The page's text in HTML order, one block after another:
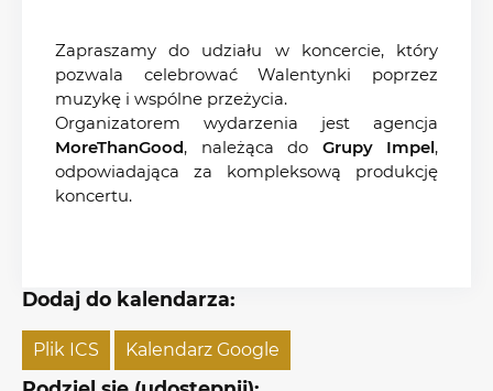
Zapraszamy do udziału w koncercie, który
pozwala celebrować Walentynki poprzez
muzykę i wspólne przeżycia.
Organizatorem wydarzenia jest agencja
MoreThanGood, należąca do Grupy Impel,
odpowiadająca za kompleksową produkcję
koncertu.
Dodaj do kalendarza:
Plik ICS Kalendarz Google